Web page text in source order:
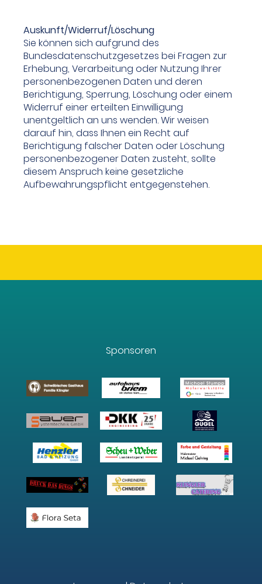
Auskunft/Widerruf/Löschung
Sie können sich aufgrund des
Bundesdatenschutzgesetzes bei Fragen zur
Erhebung, Verarbeitung oder Nutzung Ihrer
personenbezogenen Daten und deren
Berichtigung, Sperrung, Löschung oder einem
Widerruf einer erteilten Einwilligung
unentgeltlich an uns wenden. Wir weisen
darauf hin, dass Ihnen ein Recht auf
Berichtigung falscher Daten oder Löschung
personenbezogener Daten zusteht, sollte
diesem Anspruch keine gesetzliche
Aufbewahrungspflicht entgegenstehen.
Sponsoren